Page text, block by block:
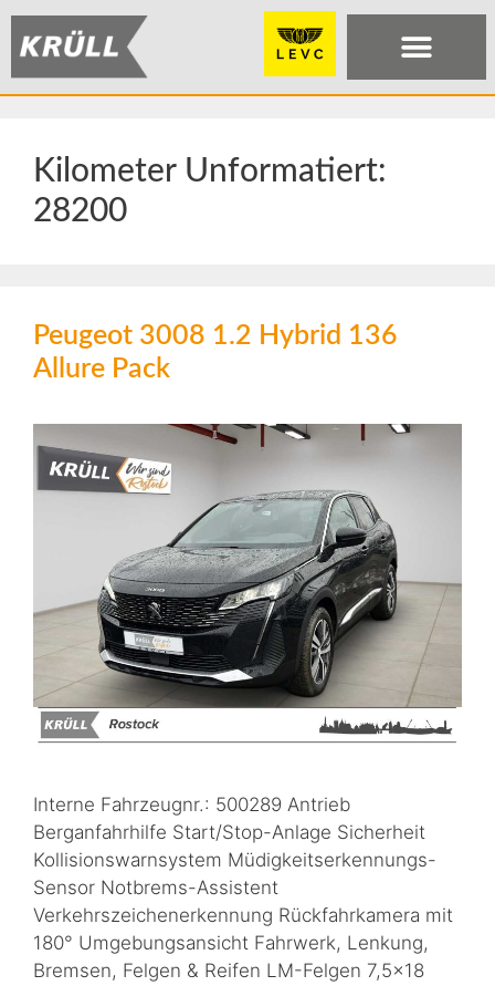
Kilometer Unformatiert:
28200
Peugeot 3008 1.2 Hybrid 136
Allure Pack
Interne Fahrzeugnr.: 500289 Antrieb
Berganfahrhilfe Start/Stop-Anlage Sicherheit
Kollisionswarnsystem Müdigkeitserkennungs-
Sensor Notbrems-Assistent
Verkehrszeichenerkennung Rückfahrkamera mit
180° Umgebungsansicht Fahrwerk, Lenkung,
Bremsen, Felgen & Reifen LM-Felgen 7,5×18